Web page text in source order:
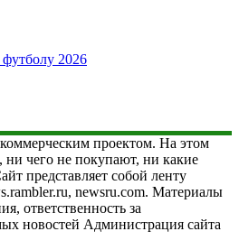
2026
проектом. На этом
ни чего не покупают, ни какие
представляет собой ленту
newsru.com. Материалы
ответственность за
новостей Администрация сайта